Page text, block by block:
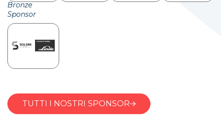
Bronze
Sponsor
TUTTI I NOSTRI SPONSOR